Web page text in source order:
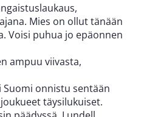
Mies on ollut tänään
Voisi puhua jo epäonnen
ampuu viivasta,
Suomi onnistu sentään
täysilukuiset.